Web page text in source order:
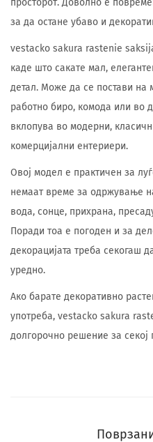
просторот. Доволно е
за да остане убаво и
vestacko sakura rastenie
каде што сакате мал,
детал. Може да се постави на
работно биро, комода или во
вклопува во модерни,
комерцијални ентериери.
Овој модел е практичен за
немаат време за одржување
вода, сонце, прихрана,
Поради тоа е погоден и за
декорацијата треба секогаш
уредно.
Ако барате декоративно
употреба, vestacko sakura
долгорочно решение за секој